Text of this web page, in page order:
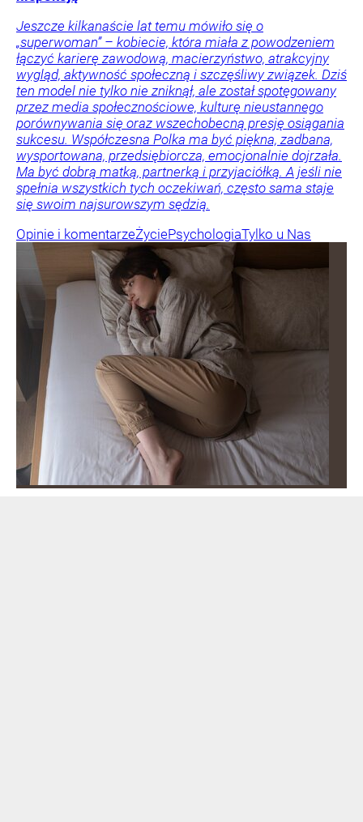
Jeszcze kilkanaście lat temu mówiło się o
„superwoman” – kobiecie, która miała z powodzeniem
łączyć karierę zawodową, macierzyństwo, atrakcyjny
wygląd, aktywność społeczną i szczęśliwy związek. Dziś
ten model nie tylko nie zniknął, ale został spotęgowany
przez media społecznościowe, kulturę nieustannego
porównywania się oraz wszechobecną presję osiągania
sukcesu. Współczesna Polka ma być piękna, zadbana,
wysportowana, przedsiębiorcza, emocjonalnie dojrzała.
Ma być dobrą matką, partnerką i przyjaciółką. A jeśli nie
spełnia wszystkich tych oczekiwań, często sama staje
się swoim najsurowszym sędzią.
Opinie i komentarzeŻyciePsychologiaTylko u Nas